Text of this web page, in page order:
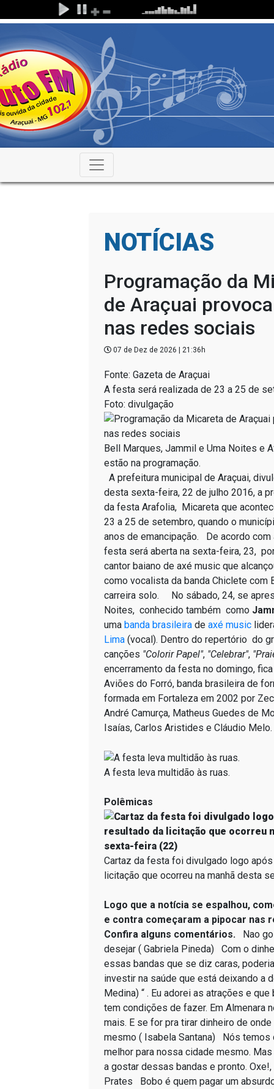
NOTÍCIAS
Programação da
de Araçuai
nas redes sociais
07 de Dez de 2026 | 21:36h
Fonte: Gazeta de Araçuai
A festa será realizada de 23 a 25 de
Foto: divulgação
Bell Marques, Jammil e Uma Noites e
estão na programação.
A prefeitura municipal de Araçuai,
desta sexta-feira, 22 de julho 2016, a
da festa Arafolia, Micareta que
23 a 25 de setembro, quando o
anos de emancipação. De acordo com
festa será aberta na sexta-feira, 23,
cantor baiano de axé music que
como vocalista da banda Chiclete com
carreira solo. No sábado, 24, se
Noites, conhecido também como
uma banda brasileira de axé music
Lima (vocal). Dentro do repertório do
canções "Colorir Papel", "Celebrar",
encerramento da festa no domingo,
Aviões do Forró, banda brasileira de
formada em Fortaleza em 2002 por
André Camurça, Matheus Guedes de
Isaías, Carlos Aristides e Cláudio Melo.
A festa leva multidão às ruas.
Polêmicas
Cartaz da festa foi divulgado logo
licitação que ocorreu na manhã desta
Logo que a notícia se espalhou,
e contra começaram a pipocar nas
Confira alguns comentários. Nao
desejar ( Gabriela Pineda) Com o
essas bandas que se diz caras,
investir na saúde que está deixando a
Medina) “ . Eu adorei as atrações e que
tem condições de fazer. Em Almenara
mais. E se for pra tirar dinheiro de
mesmo ( Isabela Santana) Nós temos
melhor para nossa cidade mesmo.
a gostar dessas bandas e pronto.
Prates Bobo é quem pagar um